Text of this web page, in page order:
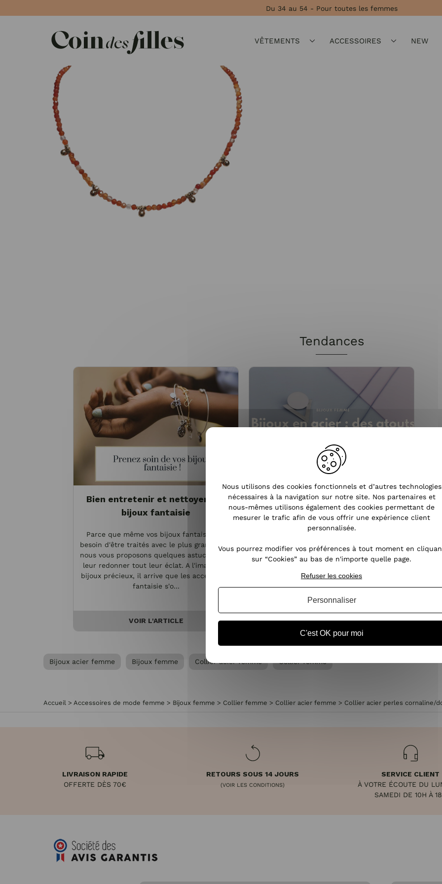
Du 34 au 54 - Pour toutes les femmes
VÊTEMENTS ACCESSOIRES NEW
Tendances
Bien entretenir et nettoyer vos
bijoux fantaisie
Parce que même vos bijoux fantaisie ont
besoin d'être traités avec le plus grand soin,
nous vous proposons quelques astuces pour
leur redonner tout leur éclat. A l'image des
bijoux précieux, il arrive que les accessoires
fantaisie s'o...
VOIR L'ARTICLE
Pourquoi choisir les bijoux en
acier ?
Les bijoux fantaisie font fureur. L'acier est
notamment prisé pour la réalisation de
bijoux féminins. Ce métal possède des
atouts indéniables permettant aux bijoux de
perdurer dans le temps. Quels sont les
atouts de ces bijoux en acie...
VOIR L'ARTICLE
Bijoux acier femme Bijoux femme Collier acier femme Collier femme
Accueil > Accessoires de mode femme > Bijoux femme > Collier femme > Collier acier femme > Collier acier perles cornaline/
LIVRAISON RAPIDE
OFFERTE DÈS 70€
RETOURS SOUS 14 JOURS
(VOIR LES CONDITIONS)
SERVICE CLIENT
À VOTRE ÉCOUTE DU
SAMEDI DE 10H À
Nous utilisons des cookies fonctionnels et d’autres technologies
nécessaires à la navigation sur notre site. Nos partenaires et
nous-mêmes utilisons également des cookies permettant de
mesurer le trafic afin de vous offrir une expérience client
personnalisée.
Vous pourrez modifier vos préférences à tout moment en
sur “Cookies” au bas de n'importe quelle page.
C'est OK pour moi
Refuser les cookies
Personnaliser